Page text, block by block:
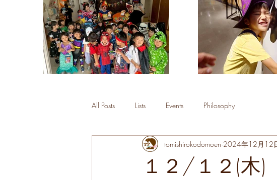
All Posts Lists Events Philosophy
１２/１２(
tomishirokodomoen 2024年12月12